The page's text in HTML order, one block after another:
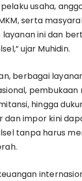
usaha,
serta
ini dan
ujar Muhidin.
berbagai
pembukaan
hingga
dan impor kini
tanpa harus